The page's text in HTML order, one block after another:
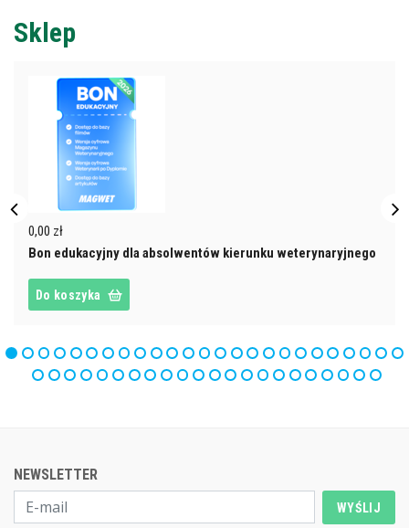
Sklep
0,00 zł
Bon edukacyjny dla absolwentów kierunku weterynaryjnego
Do koszyka
NEWSLETTER
WYŚLIJ